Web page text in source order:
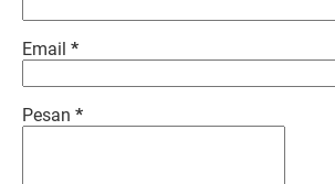
Email *
Pesan *